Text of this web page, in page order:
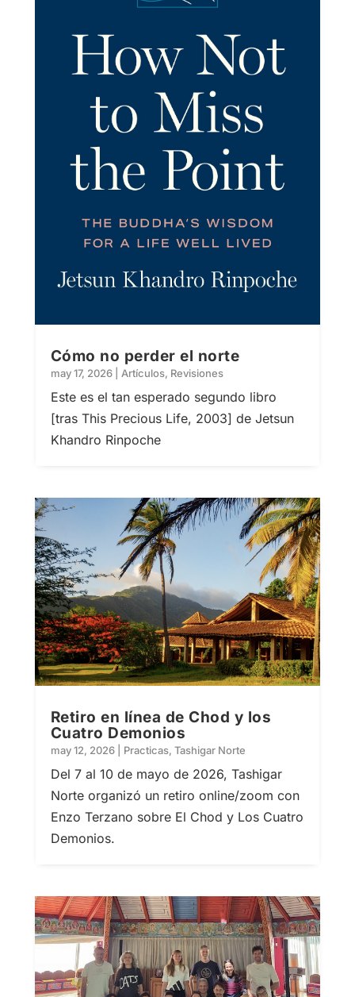
Cómo no perder el norte
may 17, 2026| Artículos, Revisiones
Este es el tan esperado segundo libro
[tras This Precious Life, 2003] de Jetsun
Khandro Rinpoche
Retiro en línea de Chod y los
Cuatro Demonios
may 12, 2026| Practicas, Tashigar Norte
Del 7 al 10 de mayo de 2026, Tashigar
Norte organizó un retiro online/zoom con
Enzo Terzano sobre El Chod y Los Cuatro
Demonios.